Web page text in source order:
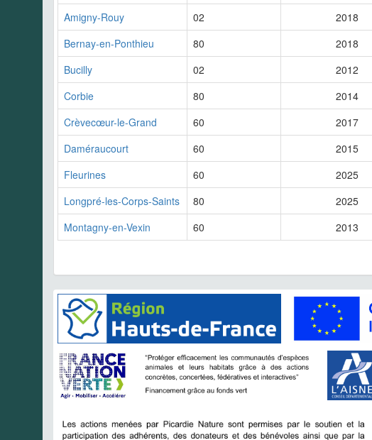
Amigny-Rouy
02 2018
Bernay-en-Ponthieu
80 2018
Bucilly
02 2012
Corbie
80 2014
Crèvecœur-le-Grand
60 2017
Daméraucourt
60 2015
Fleurines
60 2025
Longpré-les-Corps-Saints
80 2025
Montagny-en-Vexin
60 2013